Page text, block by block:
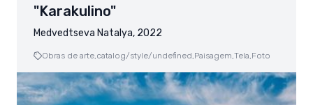
"Karakulino"
Medvedtseva Natalya, 2022
Obras de arte,catalog/style/undefined,Paisagem,Tela,Foto